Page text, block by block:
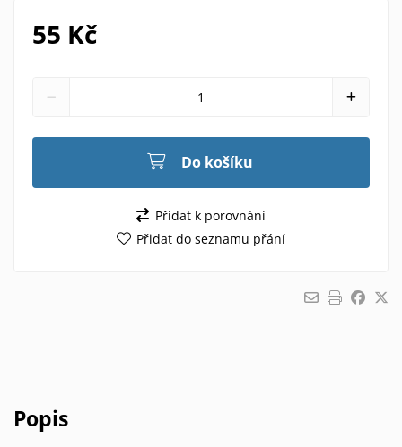
55 Kč
Do košíku
Přidat k porovnání
Přidat do seznamu přání
Popis